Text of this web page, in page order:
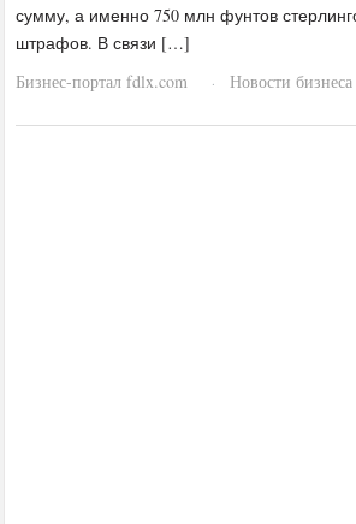
сумму, а именно 750 млн фунтов
штрафов. В связи […]
Бизнес-портал fdlx.com
· Новости